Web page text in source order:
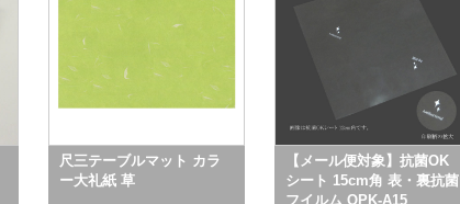
尺三テーブルマット カラ
ー大礼紙 草
【メール便対象】抗菌OK
シート 15cm角 表・裏抗菌
フイルム OPK-A15